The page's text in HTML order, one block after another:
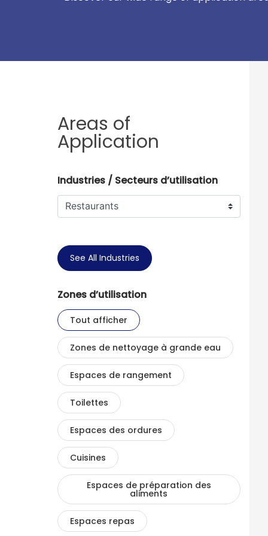
Areas of
Application
Industries / Secteurs d’utilisation
See All Industries
Zones d’utilisation
Tout afficher
Zones de nettoyage à grande eau
Espaces de rangement
Toilettes
Espaces des ordures
Cuisines
Espaces de préparation des
aliments
Espaces repas